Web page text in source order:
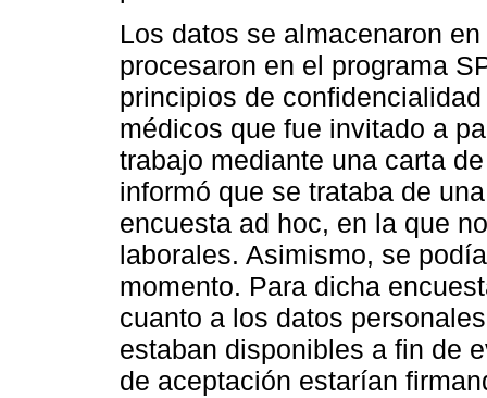
Los datos se almacenaron
procesaron en el programa
principios de
médicos que fue invitado a
trabajo mediante una carta
informó que se trataba de
encuesta ad hoc, en la que
laborales. Asimismo, se
momento. Para dicha
cuanto a los datos
estaban disponibles a fin de
de aceptación estarían